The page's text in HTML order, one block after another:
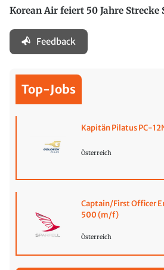
Korean Air feiert 50 Jahre
Feedback
Top-Jobs
Kapitän Pilatus PC-
Österreich
Captain/First Officer
500 (m/f)
Österreich